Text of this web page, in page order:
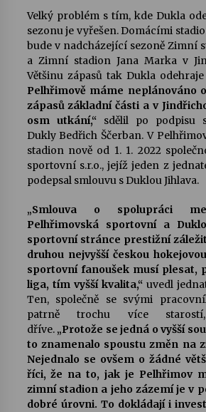
Vysočinka
17. 7. 2026
Ozvěny prázdnin
14. 7. 2026
Za kulturou kousek za
odkaz Josefa Čapka
Varhanní recitál Michala
Želiv
3. 7. 2026
Petr Adamec – Malovaný
30. 6. 2026
Velký problém s tím, kde Dukla
sezonu je vyřešen. Domácími
bude v nadcházející sezoně Zimní
a Zimní stadion Jana Marka v
Většinu zápasů tak Dukla
Pelhřimově máme neplánováno
zápasů základní části a v
osm utkání,“sdělil po podpisu
Dukly Bedřich Ščerban. V
stadion nově od 1. 1. 2022
sportovní s.r.o., jejíž jeden z
podepsal smlouvu s Duklou Jihlava.
„Smlouva o spolupráci
Pelhřimovská sportovní a
sportovní stránce prestižní
druhou nejvyšší českou
sportovní fanoušek musí plesat,
liga, tím vyšší kvalita,“uvedl
Ten, společně se svými
patrně trochu více
dříve. „Protože se jedná o vyšší
to znamenalo spoustu změn na
Nejednalo se ovšem o žádné
říci, že na to, jak je Pelhřimov
zimní stadion a jeho zázemí je v
dobré úrovni. To dokládají i